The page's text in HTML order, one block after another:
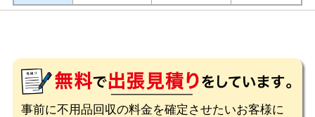
事前に不用品回収の料金を確定させたいお客様に